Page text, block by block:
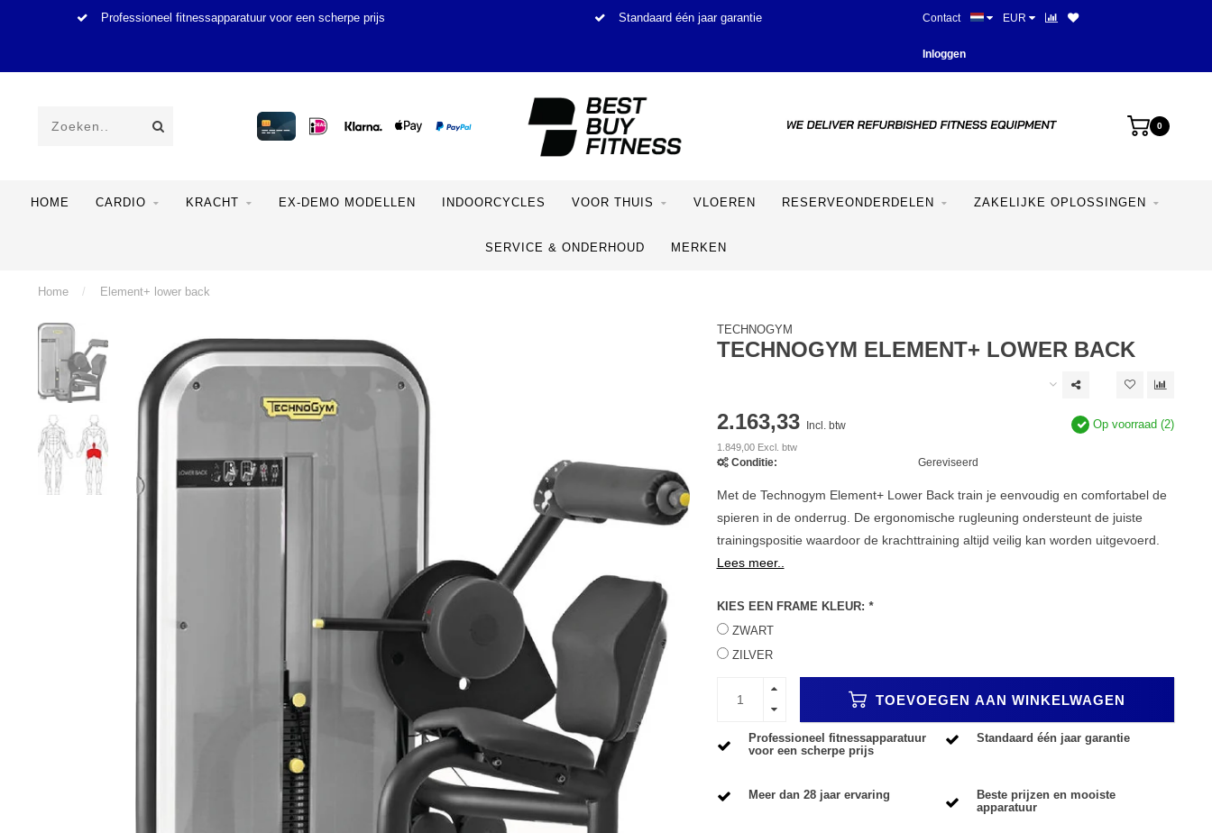
Professioneel fitnessapparatuur voor een scherpe prijs Standaard één jaar garantie Meer dan 28 jaar ervaring
Contact EUR
Inloggen
0
HOME CARDIO KRACHT EX-DEMO MODELLEN INDOORCYCLES VOOR THUIS VLOEREN RESERVEONDERDELEN ZAKELIJKE OPLOSSINGEN
SERVICE & ONDERHOUD MERKEN
Home / Element+ lower back
TECHNOGYM
TECHNOGYM ELEMENT+ LOWER BACK
2.163,33 Incl. btw
1.849,00 Excl. btw
Op voorraad (2)
Conditie: Gereviseerd
Met de Technogym Element+ Lower Back train je eenvoudig en comfortabel de
spieren in de onderrug. De ergonomische rugleuning ondersteunt de juiste
trainingspositie waardoor de krachttraining altijd veilig kan worden uitgevoerd.
Lees meer..
KIES EEN FRAME KLEUR: *
ZWART
ZILVER
TOEVOEGEN AAN WINKELWAGEN
Professioneel fitnessapparatuur
voor een scherpe prijs
Standaard één jaar garantie
Meer dan 28 jaar ervaring
Beste prijzen en mooiste
apparatuur